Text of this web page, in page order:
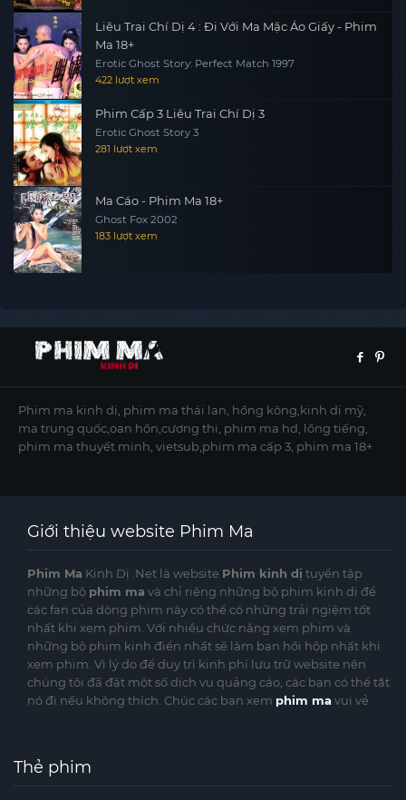
Liêu Trai Chí Dị 4 : Đi Với Ma Mặc Áo Giấy - Phim
Ma 18+
Erotic Ghost Story: Perfect Match 1997
422 lượt xem
Phim Cấp 3 Liêu Trai Chí Dị 3
Erotic Ghost Story 3
281 lượt xem
Ma Cáo - Phim Ma 18+
Ghost Fox 2002
183 lượt xem
Phim ma kinh dị, phim ma thái lan, hồng kông,kinh dị mỹ,
ma trung quốc,oan hồn,cương thi, phim ma hd, lồng tiếng,
phim ma thuyết minh, vietsub,phim ma cấp 3, phim ma 18+
Giới thiệu website Phim Ma
Phim Ma Kinh Dị .Net là website Phim kinh dị tuyển tập
những bộ phim ma và chỉ riêng những bộ phim kinh dị để
các fan của dòng phim này có thể có những trải ngiệm tốt
nhất khi xem phim. Với nhiều chức năng xem phim và
những bộ phim kinh điển nhất sẽ làm bạn hồi hộp nhất khi
xem phim. Vì lý do để duy trì kinh phí lưu trữ website nên
chúng tôi đã đặt một số dịch vụ quảng cáo, các bạn có thể tắt
nó đi nếu không thích. Chúc các bạn xem phim mavui vẻ
Thẻ phim